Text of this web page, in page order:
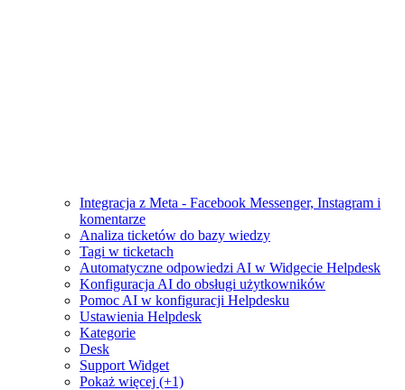
Integracja z Meta - Facebook Messenger, Instagram i
komentarze
Analiza ticketów do bazy wiedzy
Tagi w ticketach
Automatyczne odpowiedzi AI w Widgecie Helpdesk
Konfiguracja AI do obsługi użytkowników
Pomoc AI w konfiguracji Helpdesku
Ustawienia Helpdesk
Kategorie
Desk
Support Widget
Pokaż więcej (+1)